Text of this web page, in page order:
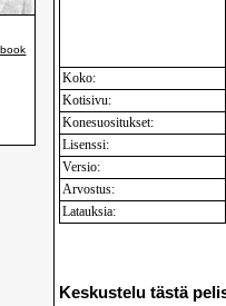
Koko:
Kotisivu:
Konesuositukset:
Lisenssi:
Versio:
Arvostus:
Latauksia:
Keskustelu tästä